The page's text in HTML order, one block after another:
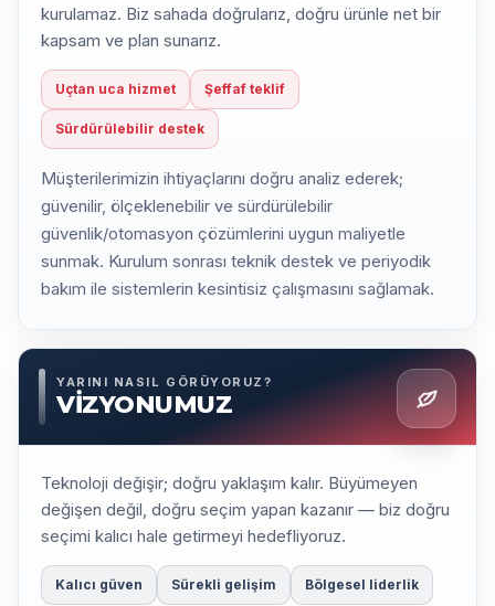
kurulamaz. Biz sahada doğrularız, doğru ürünle net bir
kapsam ve plan sunarız.
Uçtan uca hizmet Şeffaf teklif
Sürdürülebilir destek
Müşterilerimizin ihtiyaçlarını doğru analiz ederek;
güvenilir, ölçeklenebilir ve sürdürülebilir
güvenlik/otomasyon çözümlerini uygun maliyetle
sunmak. Kurulum sonrası teknik destek ve periyodik
bakım ile sistemlerin kesintisiz çalışmasını sağlamak.
YARINI NASIL GÖRÜYORUZ?
VİZYONUMUZ
Teknoloji değişir; doğru yaklaşım kalır. Büyümeyen
değişen değil, doğru seçim yapan kazanır — biz doğru
seçimi kalıcı hale getirmeyi hedefliyoruz.
Kalıcı güven Sürekli gelişim Bölgesel liderlik